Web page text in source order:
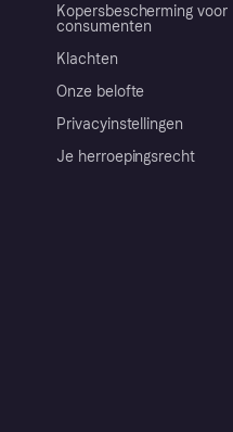
Kopersbescherming voor
consumenten
Klachten
Onze belofte
Privacyinstellingen
Je herroepingsrecht